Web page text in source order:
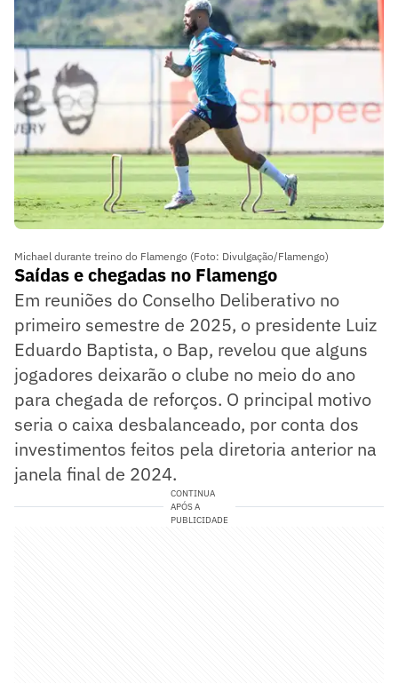
Michael durante treino do Flamengo (Foto: Divulgação/Flamengo)
Saídas e chegadas no Flamengo
Em reuniões do Conselho Deliberativo no
primeiro semestre de 2025, o presidente Luiz
Eduardo Baptista, o Bap, revelou que alguns
jogadores deixarão o clube no meio do ano
para chegada de reforços. O principal motivo
seria o caixa desbalanceado, por conta dos
investimentos feitos pela diretoria anterior na
janela final de 2024.
CONTINUA
APÓS A
PUBLICIDADE